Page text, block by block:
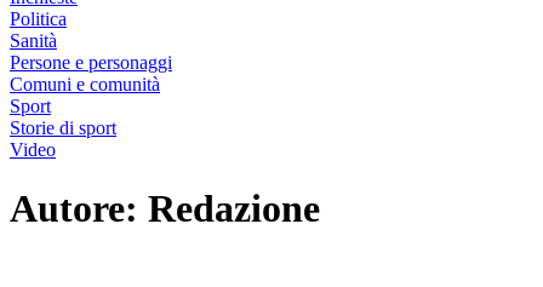
Politica
Sanità
Persone e personaggi
Comuni e comunità
Sport
Storie di sport
Video
Autore: Redazione